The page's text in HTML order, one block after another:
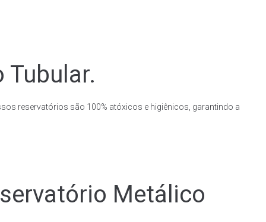
Tubular.
reservatórios são 100% atóxicos e higiênicos, garantindo a
Metálico